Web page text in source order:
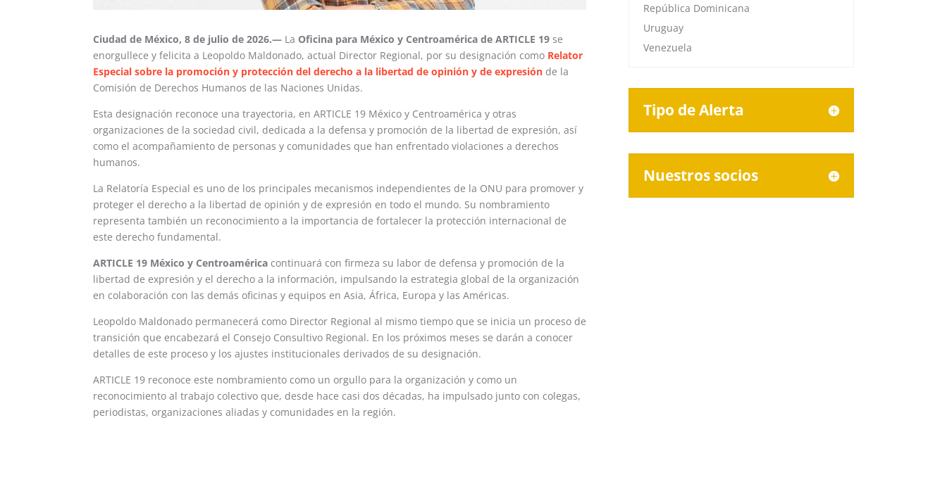
Ciudad de México, 8 de julio de 2026.— La Oficina para México y Centroamérica de ARTICLE 19 se
enorgullece y felicita a Leopoldo Maldonado, actual Director Regional, por su designación como Relator
Especial sobre la promoción y protección del derecho a la libertad de opinión y de expresión de la
Comisión de Derechos Humanos de las Naciones Unidas.
Esta designación reconoce una trayectoria, en ARTICLE 19 México y Centroamérica y otras
organizaciones de la sociedad civil, dedicada a la defensa y promoción de la libertad de expresión, así
como el acompañamiento de personas y comunidades que han enfrentado violaciones a derechos
humanos.
La Relatoría Especial es uno de los principales mecanismos independientes de la ONU para promover y
proteger el derecho a la libertad de opinión y de expresión en todo el mundo. Su nombramiento
representa también un reconocimiento a la importancia de fortalecer la protección internacional de
este derecho fundamental.
ARTICLE 19 México y Centroamérica continuará con firmeza su labor de defensa y promoción de la
libertad de expresión y el derecho a la información, impulsando la estrategia global de la organización
en colaboración con las demás oficinas y equipos en Asia, África, Europa y las Américas.
Leopoldo Maldonado permanecerá como Director Regional al mismo tiempo que se inicia un proceso de
transición que encabezará el Consejo Consultivo Regional. En los próximos meses se darán a conocer
detalles de este proceso y los ajustes institucionales derivados de su designación.
ARTICLE 19 reconoce este nombramiento como un orgullo para la organización y como un
reconocimiento al trabajo colectivo que, desde hace casi dos décadas, ha impulsado junto con colegas,
periodistas, organizaciones aliadas y comunidades en la región.
República Dominicana
Uruguay
Venezuela
Tipo de Alerta
Nuestros socios